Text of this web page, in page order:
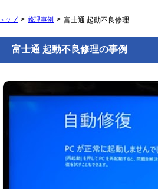
トップ 修理事例 富士通 起動不良修理
富士通 起動不良修理の事例